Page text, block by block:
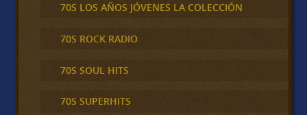
70S LOS AÑOS JÓVENES LA COLECCIÓN
70S ROCK RADIO
70S SOUL HITS
70S SUPERHITS